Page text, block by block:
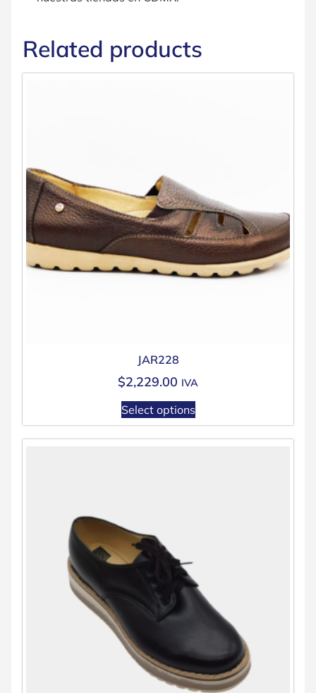
Related products
JAR228
$2,229.00 IVA
Select options